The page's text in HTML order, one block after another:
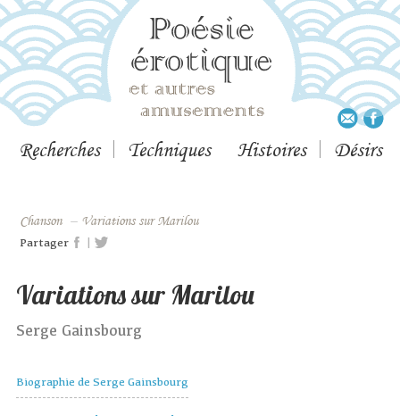
Recherches Techniques Histoires Désirs
Chanson – Variations sur Marilou
Partager |
Variations sur Marilou
Serge Gainsbourg
Biographie de Serge Gainsbourg